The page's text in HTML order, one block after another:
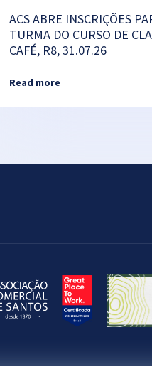
ACS ABRE INSCRIÇÕES
TURMA DO CURSO DE
CAFÉ, R8, 31.07.26
Read more